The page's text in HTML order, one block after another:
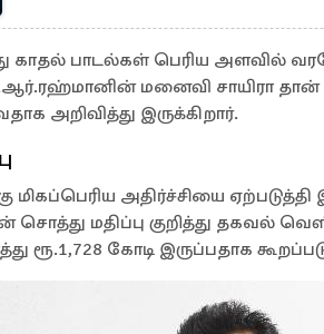
காதல் பாடல்கள் பெரிய அளவில்
மனைவி சாயிரா
அறிவித்து இருக்கிறார்.
மிகப்பெரிய அதிர்ச்சியை
மதிப்பு குறித்து தகவல்
ரூ.1,728 கோடி இருப்பதாக